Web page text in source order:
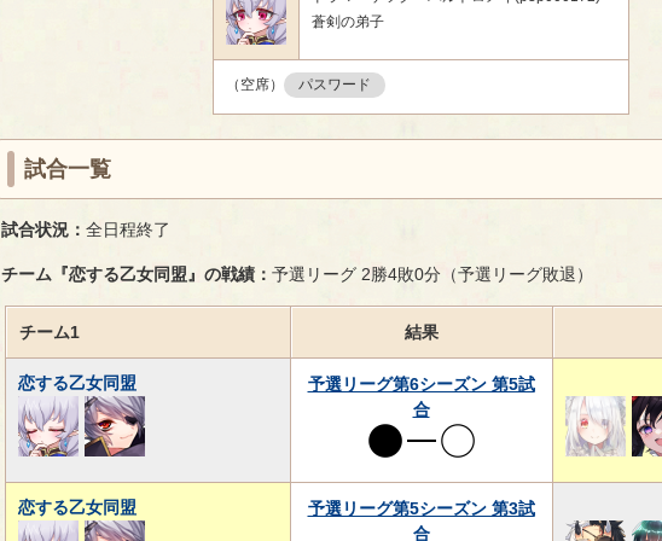
蒼剣の弟子
（空席） パスワード
試合一覧
試合状況： 全日程終了
チーム『恋する乙女同盟』の戦績： 予選リーグ 2勝4敗0分（予選リーグ敗退）
チーム1 結果
恋する乙女同盟
予選リーグ第6シーズン 第5試
合
恋する乙女同盟
予選リーグ第5シーズン 第3試
合